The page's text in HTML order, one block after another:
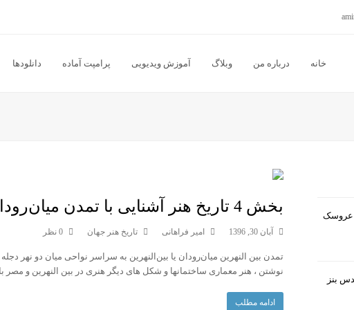
خانه درباره من وبلاگ آموزش ویدیویی پرامپت آماده دانلودها
بخش 4 تاریخ هنر آشنایی با تمدن میان‌رودان یا بین النهرین
آبان 30, 1396 امیر فراهانی تاریخ هنر جهان 0 نظر
نوشتن ، هنر معماری ساختمانها و شكل های دیگر هنری در بین النهرین و مصر
ادامه مطلب
عروسک
بنز